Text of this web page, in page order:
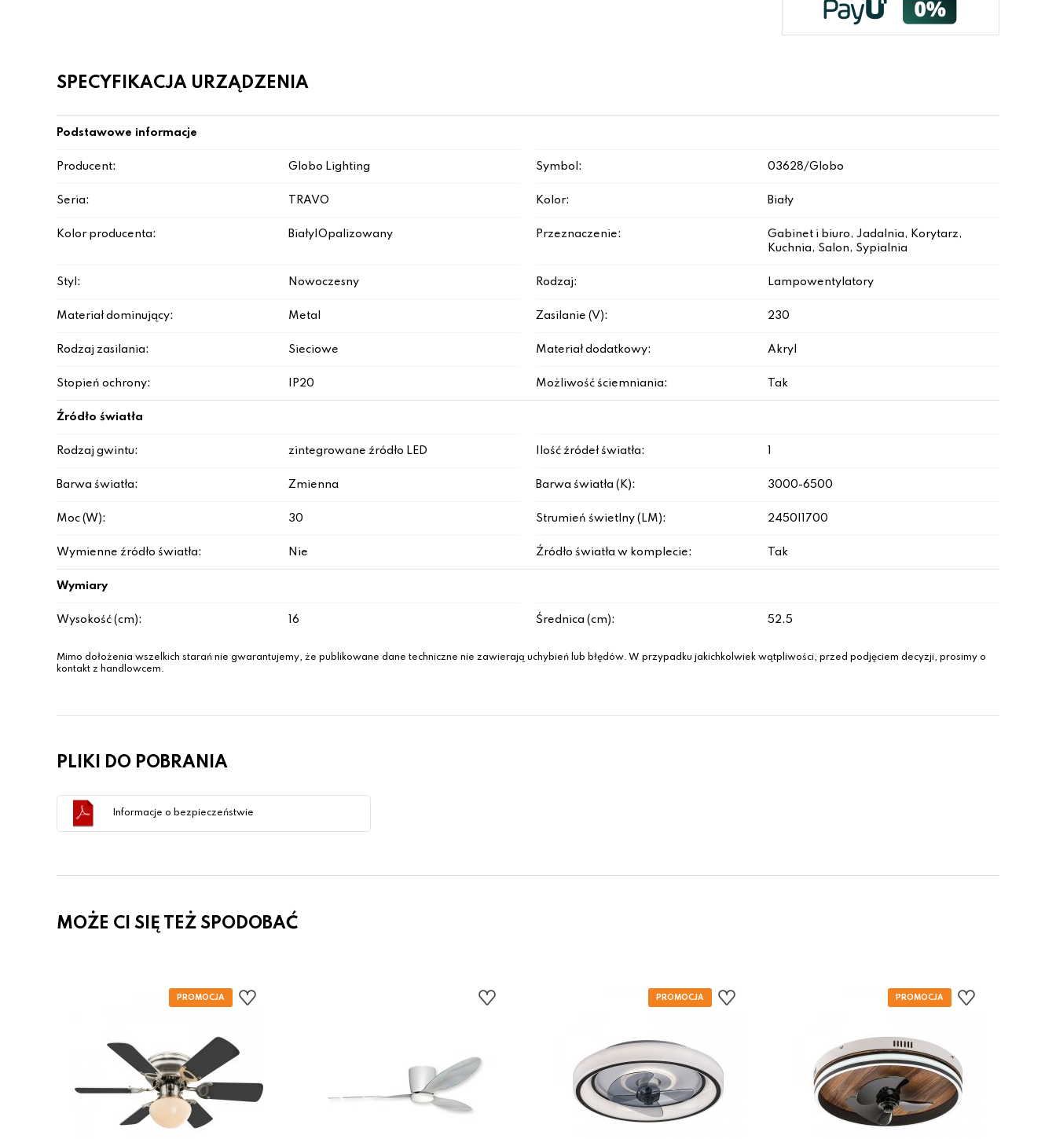
SPECYFIKACJA URZĄDZENIA
Podstawowe informacje
Producent: Globo Lighting Symbol: 03628/Globo
Seria: TRAVO Kolor: Biały
Kolor producenta: Biały|Opalizowany Przeznaczenie:
Gabinet i biuro, Jadalnia, Korytarz,
Kuchnia, Salon, Sypialnia
Styl: Nowoczesny Rodzaj: Lampowentylatory
Materiał dominujący: Metal Zasilanie (V): 230
Rodzaj zasilania: Sieciowe Materiał dodatkowy: Akryl
Stopień ochrony: IP20 Możliwość ściemniania: Tak
Źródło światła
Rodzaj gwintu: zintegrowane źródło LED Ilość źródeł światła:
Barwa światła: Zmienna Barwa światła (K): 3000-6500
Moc (W): 30 Strumień świetlny (LM): 2450|1700
Wymienne źródło światła: Nie Źródło światła w komplecie: Tak
Wymiary
Wysokość (cm): 16 Średnica (cm): 52.5
Mimo dołożenia wszelkich starań nie gwarantujemy, że publikowane dane techniczne nie zawierają uchybień lub błędów. W przypadku jakichkolwiek wątpliwości, przed podjęciem decyzji, prosimy o
kontakt z handlowcem.
PLIKI DO POBRANIA
Informacje o bezpieczeństwie
MOŻE CI SIĘ TEŻ SPODOBAĆ